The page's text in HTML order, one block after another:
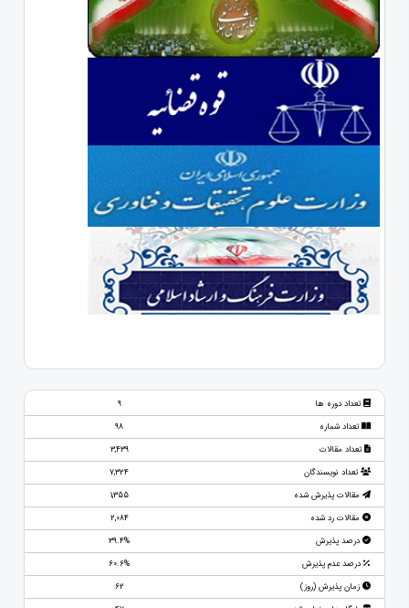
تعداد دوره ها
9
تعداد شماره
98
تعداد مقالات
3,439
تعداد نویسندگان
7,324
مقالات پذیرش شده
1,355
مقالات رد شده
2,084
درصد پذیرش
39.4%
درصد عدم پذیرش
60.6%
زمان پذیرش (روز)
62